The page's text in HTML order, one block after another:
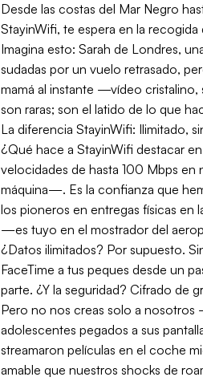
Desde las costas del Mar Negro
StayinWifi, te espera en la
Imagina esto: Sarah de Londres,
sudadas por un vuelo retrasado,
mamá al instante —vídeo cristalino,
son raras; son el latido de lo que
La diferencia StayinWifi: Ilimitado,
¿Qué hace a StayinWifi destacar
velocidades de hasta 100 Mbps
máquina—. Es la confianza que
los pioneros en entregas físicas en
—es tuyo en el mostrador del
¿Datos ilimitados? Por supuesto.
FaceTime a tus peques desde un
parte. ¿Y la seguridad? Cifrado de
Pero no nos creas solo a nosotros
adolescentes pegados a sus
streamaron películas en el coche
amable que nuestros shocks de